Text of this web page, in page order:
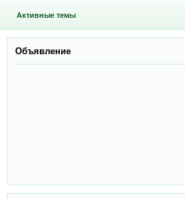
Активные темы
Объявление